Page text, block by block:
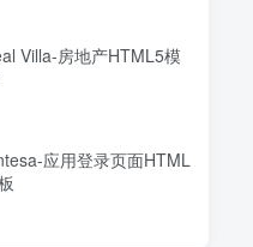
Villa-房地产HTML5模
应用登录页面HTML